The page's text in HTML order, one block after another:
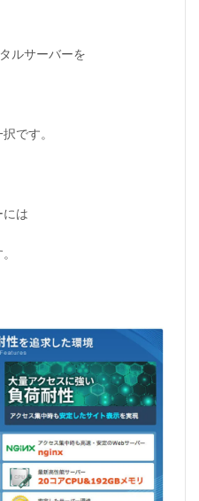
ルサーバーを
です。
には